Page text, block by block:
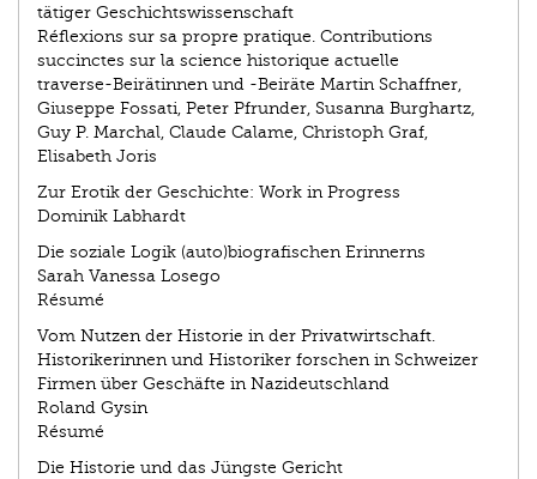
tätiger Geschichtswissenschaft
Réflexions sur sa propre pratique. Contributions
succinctes sur la science historique actuelle
traverse-Beirätinnen und -Beiräte Martin Schaffner,
Giuseppe Fossati, Peter Pfrunder, Susanna Burghartz,
Guy P. Marchal, Claude Calame, Christoph Graf,
Elisabeth Joris
Zur Erotik der Geschichte: Work in Progress
Dominik Labhardt
Die soziale Logik (auto)biografischen Erinnerns
Sarah Vanessa Losego
Résumé
Vom Nutzen der Historie in der Privatwirtschaft.
Historikerinnen und Historiker forschen in Schweizer
Firmen über Geschäfte in Nazideutschland
Roland Gysin
Résumé
Die Historie und das Jüngste Gericht